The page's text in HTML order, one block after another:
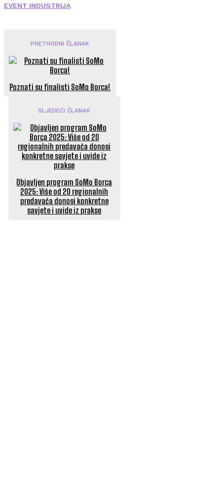
EVENT INDUSTRIJA
PRETHODNI ČLANAK
Poznati su finalisti SoMo Borca!
SLJEDEĆI ČLANAK
Objavljen program SoMo Borca
2025: Više od 20 regionalnih
predavača donosi konkretne
savjete i uvide iz prakse